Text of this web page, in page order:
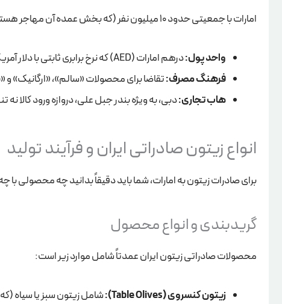
امارات با جمعیتی حدود 10 میلیون نفر (که بخش عمده آن مهاجر هستند)، یک واردکننده صرف مواد غذایی است.
واحد پول:درهم امارات (AED) که نرخ برابری ثابتی با دلار آمریکا دارد و ثبات اقتصادی بالایی را فراهم می‌کند.
فرهنگ مصرف:تقاضا برای محصولات «سالم»، «ارگانیک» و
هاب تجاری:دبی، به ویژه بندر جبل علی، دروازه ورود کالا
انواع زیتون صادراتی ایران و فرآیند تولید
برای صادرات زیتون به امارات، شما باید دقیقاً بدانید چه محصولی
گریدبندی و انواع محصول
محصولات صادراتی زیتون ایران عمدتاً شامل موارد زیر است:
زیتون کنسروی (Table Olives):
شامل زیتون سبز یا سیاه